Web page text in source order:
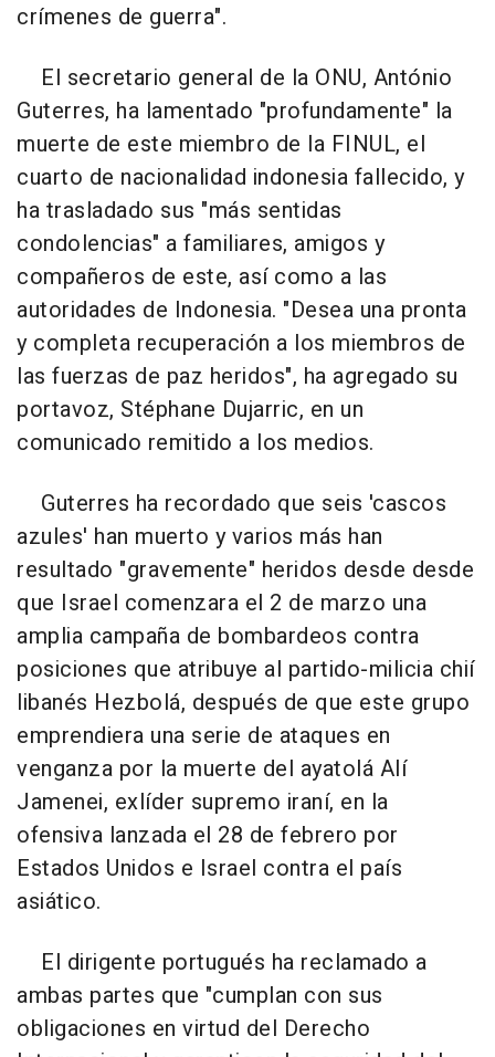
crímenes de guerra".
El secretario general de la ONU, António
Guterres, ha lamentado "profundamente" la
muerte de este miembro de la FINUL, el
cuarto de nacionalidad indonesia fallecido, y
ha trasladado sus "más sentidas
condolencias" a familiares, amigos y
compañeros de este, así como a las
autoridades de Indonesia. "Desea una pronta
y completa recuperación a los miembros de
las fuerzas de paz heridos", ha agregado su
portavoz, Stéphane Dujarric, en un
comunicado remitido a los medios.
Guterres ha recordado que seis 'cascos
azules' han muerto y varios más han
resultado "gravemente" heridos desde desde
que Israel comenzara el 2 de marzo una
amplia campaña de bombardeos contra
posiciones que atribuye al partido-milicia chií
libanés Hezbolá, después de que este grupo
emprendiera una serie de ataques en
venganza por la muerte del ayatolá Alí
Jamenei, exlíder supremo iraní, en la
ofensiva lanzada el 28 de febrero por
Estados Unidos e Israel contra el país
asiático.
El dirigente portugués ha reclamado a
ambas partes que "cumplan con sus
obligaciones en virtud del Derecho